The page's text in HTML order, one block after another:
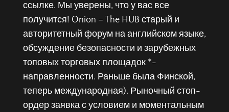
ссылке. Мы уверены, что у вас все
получится! Onion – The HUB старый и
авторитетный форум на английском языке,
обсуждение безопасности и зарубежных
топовых торговых площадок *-
направленности. Раньше была Финской,
теперь международная). Рыночный стоп-
ордер заявка с условием и моментальным